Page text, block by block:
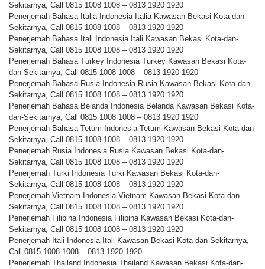
Sekitarnya, Call 0815 1008 1008 – 0813 1920 1920
Penerjemah Bahasa Italia Indonesia Italia Kawasan Bekasi Kota-dan-
Sekitarnya, Call 0815 1008 1008 – 0813 1920 1920
Penerjemah Bahasa Itali Indonesia Itali Kawasan Bekasi Kota-dan-
Sekitarnya, Call 0815 1008 1008 – 0813 1920 1920
Penerjemah Bahasa Turkey Indonesia Turkey Kawasan Bekasi Kota-
dan-Sekitarnya, Call 0815 1008 1008 – 0813 1920 1920
Penerjemah Bahasa Rusia Indonesia Rusia Kawasan Bekasi Kota-dan-
Sekitarnya, Call 0815 1008 1008 – 0813 1920 1920
Penerjemah Bahasa Belanda Indonesia Belanda Kawasan Bekasi Kota-
dan-Sekitarnya, Call 0815 1008 1008 – 0813 1920 1920
Penerjemah Bahasa Tetum Indonesia Tetum Kawasan Bekasi Kota-dan-
Sekitarnya, Call 0815 1008 1008 – 0813 1920 1920
Penerjemah Rusia Indonesia Rusia Kawasan Bekasi Kota-dan-
Sekitarnya, Call 0815 1008 1008 – 0813 1920 1920
Penerjemah Turki Indonesia Turki Kawasan Bekasi Kota-dan-
Sekitarnya, Call 0815 1008 1008 – 0813 1920 1920
Penerjemah Vietnam Indonesia Vietnam Kawasan Bekasi Kota-dan-
Sekitarnya, Call 0815 1008 1008 – 0813 1920 1920
Penerjemah Filipina Indonesia Filipina Kawasan Bekasi Kota-dan-
Sekitarnya, Call 0815 1008 1008 – 0813 1920 1920
Penerjemah Itali Indonesia Itali Kawasan Bekasi Kota-dan-Sekitarnya,
Call 0815 1008 1008 – 0813 1920 1920
Penerjemah Thailand Indonesia Thailand Kawasan Bekasi Kota-dan-